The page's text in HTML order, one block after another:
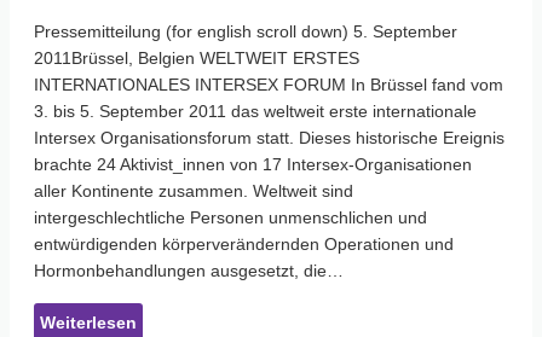
Pressemitteilung (for english scroll down) 5. September
2011Brüssel, Belgien WELTWEIT ERSTES
INTERNATIONALES INTERSEX FORUM In Brüssel fand vom
3. bis 5. September 2011 das weltweit erste internationale
Intersex Organisationsforum statt. Dieses historische Ereignis
brachte 24 Aktivist_innen von 17 Intersex-Organisationen
aller Kontinente zusammen. Weltweit sind
intergeschlechtliche Personen unmenschlichen und
entwürdigenden körperverändernden Operationen und
Hormonbehandlungen ausgesetzt, die…
Weiterlesen